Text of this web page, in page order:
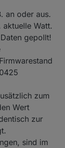
an oder aus.
aktuelle Watt.
gepollt!
zum
Wert
zur
sind im